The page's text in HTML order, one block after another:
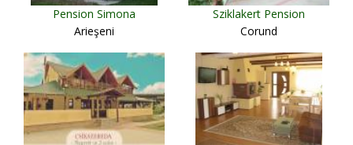
Pension Simona
Arieşeni
Sziklakert Pension
Corund